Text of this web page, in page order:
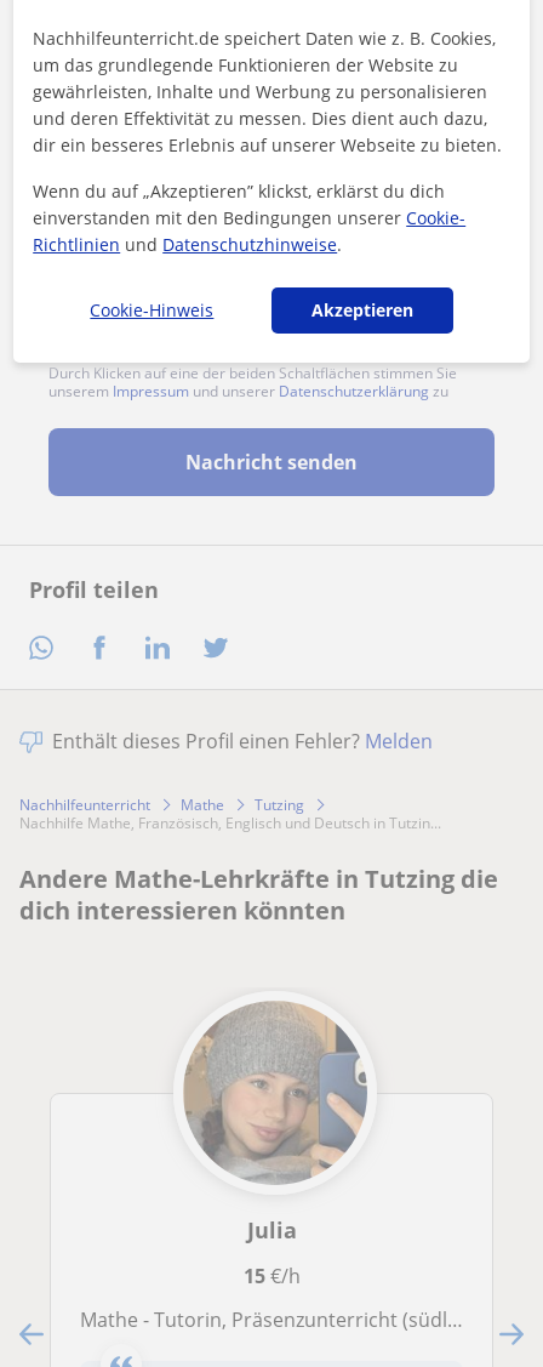
Profil teilen
Durch Klicken auf eine der beiden Schaltflächen stimmen Sie
unserem Impressum und unserer Datenschutzerklärung zu
Nachricht senden
Enthält dieses Profil einen Fehler? Melden
Nachhilfeunterricht Mathe
Tutzing
Nachhilfe Mathe, Französisch, Englisch und Deutsch in Tutzin...
Andere Mathe-Lehrkräfte in Tutzing die
dich interessieren könnten
Julia
15€/h
Mathe - Tutorin, Präsenzunterricht (südlich München) und Online-Unterricht
Nachhilfeunterricht.de speichert Daten wie z. B. Cookies,
um das grundlegende Funktionieren der Website zu
gewährleisten, Inhalte und Werbung zu personalisieren
und deren Effektivität zu messen. Dies dient auch dazu,
dir ein besseres Erlebnis auf unserer Webseite zu bieten.
Wenn du auf „Akzeptieren” klickst, erklärst du dich
einverstanden mit den Bedingungen unsererCookie-
Richtlinien und Datenschutzhinweise.
Cookie-Hinweis Akzeptieren